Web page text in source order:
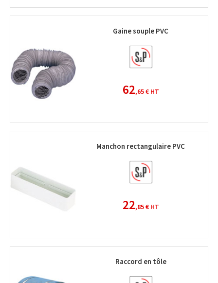
Gaine souple PVC
62,65 €HT
Manchon rectangulaire PVC
22,85 €HT
Raccord en tôle